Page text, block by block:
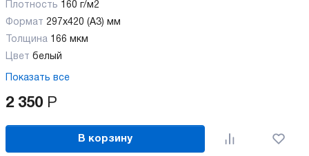
Плотность 160 г/м2
Формат 297x420 (А3) мм
Толщина 166 мкм
Цвет белый
Показать все
2 350 Р
В корзину